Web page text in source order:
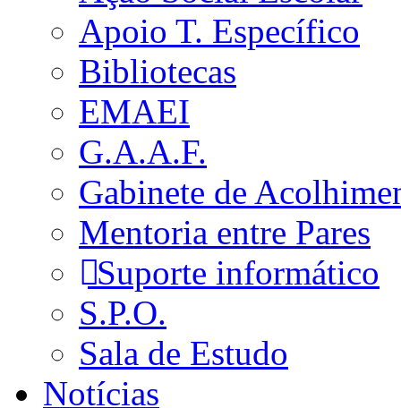
Apoio T. Específico
Bibliotecas
EMAEI
G.A.A.F.
Gabinete de
Mentoria entre Pares
Suporte informático
S.P.O.
Sala de Estudo
Notícias